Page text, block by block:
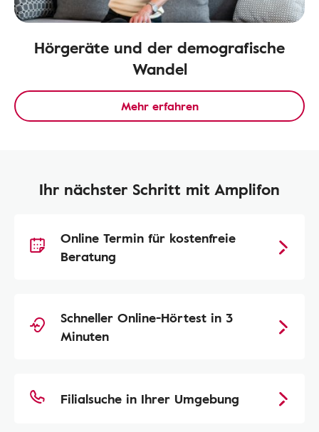
Hörgeräte und der demografische
Wandel
Mehr erfahren
Ihr nächster Schritt mit Amplifon
Online Termin für kostenfreie
Beratung
Schneller Online-Hörtest in 3
Minuten
Filialsuche in Ihrer Umgebung